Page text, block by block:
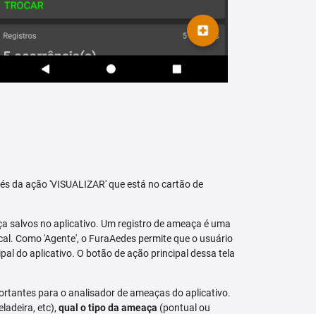
da ação 'VISUALIZAR' que está no cartão de
salvos no aplicativo. Um registro de ameaça é uma
Como 'Agente', o FuraAedes permite que o usuário
do aplicativo. O botão de ação principal dessa tela
para o analisador de ameaças do aplicativo.
etc),qual o tipo da ameaça (pontual ou